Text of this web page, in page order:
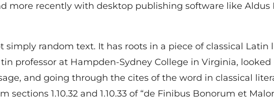
more recently with desktop publishing software like
random text. It has roots in a piece of classical
professor at Hampden-Sydney College in Virginia,
and going through the cites of the word in classical
1.10.32 and 1.10.33 of “de Finibus Bonorum et